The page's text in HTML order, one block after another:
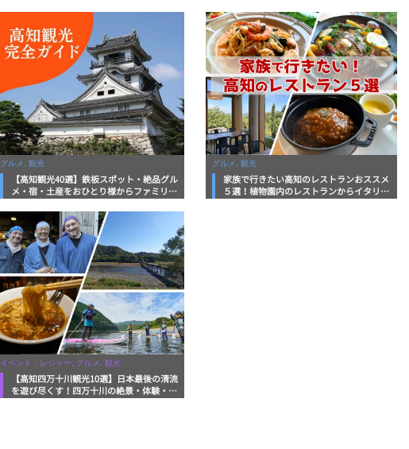
グルメ, 観光
【高知観光40選】鉄板スポット・絶品グル
メ・宿・土産をおひとり様からファミリー
グルメ, 観光
家族で行きたい高知のレストランおススメ
５選！植物園内のレストランからイタリア
イベント・レジャー, グルメ, 観光
【高知四万十川観光10選】日本最後の清流
を遊び尽くす！四万十川の絶景・体験・グ